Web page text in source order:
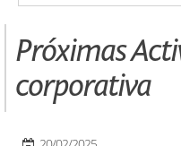
Próximas
corporativa